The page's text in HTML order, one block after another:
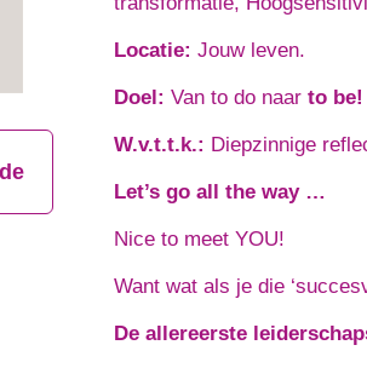
Locatie: Jouw leven.
Doel: Van to do naar to be!
W.v.t.t.k.: Diepzinnige
Let’s go all the way …
Nice to meet YOU!
Want wat als je die
De allereerste